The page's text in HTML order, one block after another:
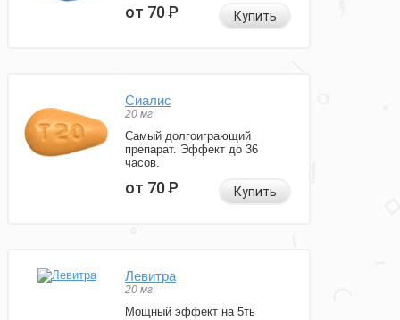
от 70Р Купить
Сиалис
20 мг
Самый долгоиграющий
препарат. Эффект до 36
часов.
от 70Р Купить
Левитра
20 мг
Мощный эффект на 5ть